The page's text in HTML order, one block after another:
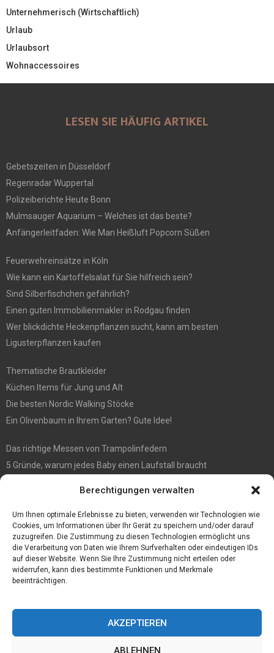
Berechtigungen verwalten
Um Ihnen optimale Erlebnisse zu bieten, verwenden wir Technologien wie
Cookies, um Informationen über Ihr Gerät zu speichern und/oder darauf
zuzugreifen. Die Zustimmung zu diesen Technologien ermöglicht uns
die Verarbeitung von Daten wie Ihrem Surfverhalten oder eindeutigen IDs
auf dieser Website. Wenn Sie Ihre Zustimmung nicht erteilen oder
widerrufen, kann dies bestimmte Funktionen und Merkmale
beeinträchtigen.
AKZEPTIEREN
ABLEHNEN
Unternehmerisch (Wirtschaftlich)
Urlaub
Urlaubsort
Wohnaccessoires
LESEN SIE HÄUFIG ARTIKEL
Gebetszeiten in Düsseldorf
Regenradar Wuppertal
Polizeiberichte Heute Bonn
Mulmsauger Aquarium – Welches ist das beste?
Anfängerleitfaden: Wie Man Heißluft Popcorn Süßen
Feuerwehreinsätze in Köln
Wie kann ein Kartoffelsalat für Sie hilfreich sein?
Sind Silberfischchen gefährlich?
Einen guten Immobilienmakler in Rodgau finden
Wer blickdichte Heckenpflanzen sucht, kann am besten
Ligusterpflanzen kaufen
Thematische Brautkleider
Küchen Items für Jung und Alt
Die besten Nordic Walking Stöcke
Ein Olivenbaum in Ihrem Garten? Gute Idee!
Das richtige Messen von Trampolinfedern
5 Gründe, warum jedes Baby einen Laufstall braucht
Die automatisierte Sackentleerung bringt zahlreiche Vorteile mit
sich